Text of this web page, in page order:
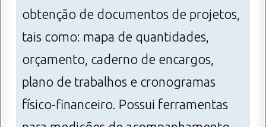
obtenção de documentos de projetos,
tais como: mapa de quantidades,
orçamento, caderno de encargos,
plano de trabalhos e cronogramas
físico-financeiro. Possui ferramentas